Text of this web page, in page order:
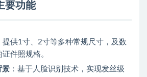
要功能
提供1寸、2寸等多种常规尺寸，及数
件照规格。
景 ：基于人脸识别技术，实现发丝级